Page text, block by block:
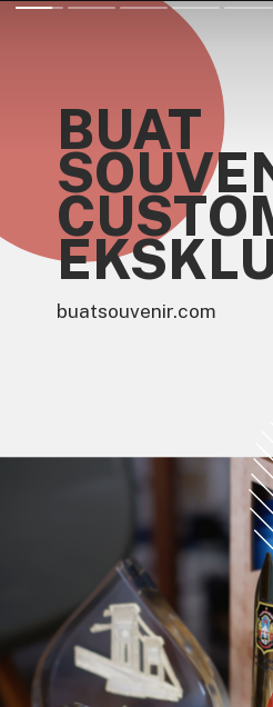
BUAT
buatsouvenir.com